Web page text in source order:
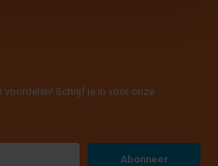
voordelen! Schrijf je in voor onze
Abonneer